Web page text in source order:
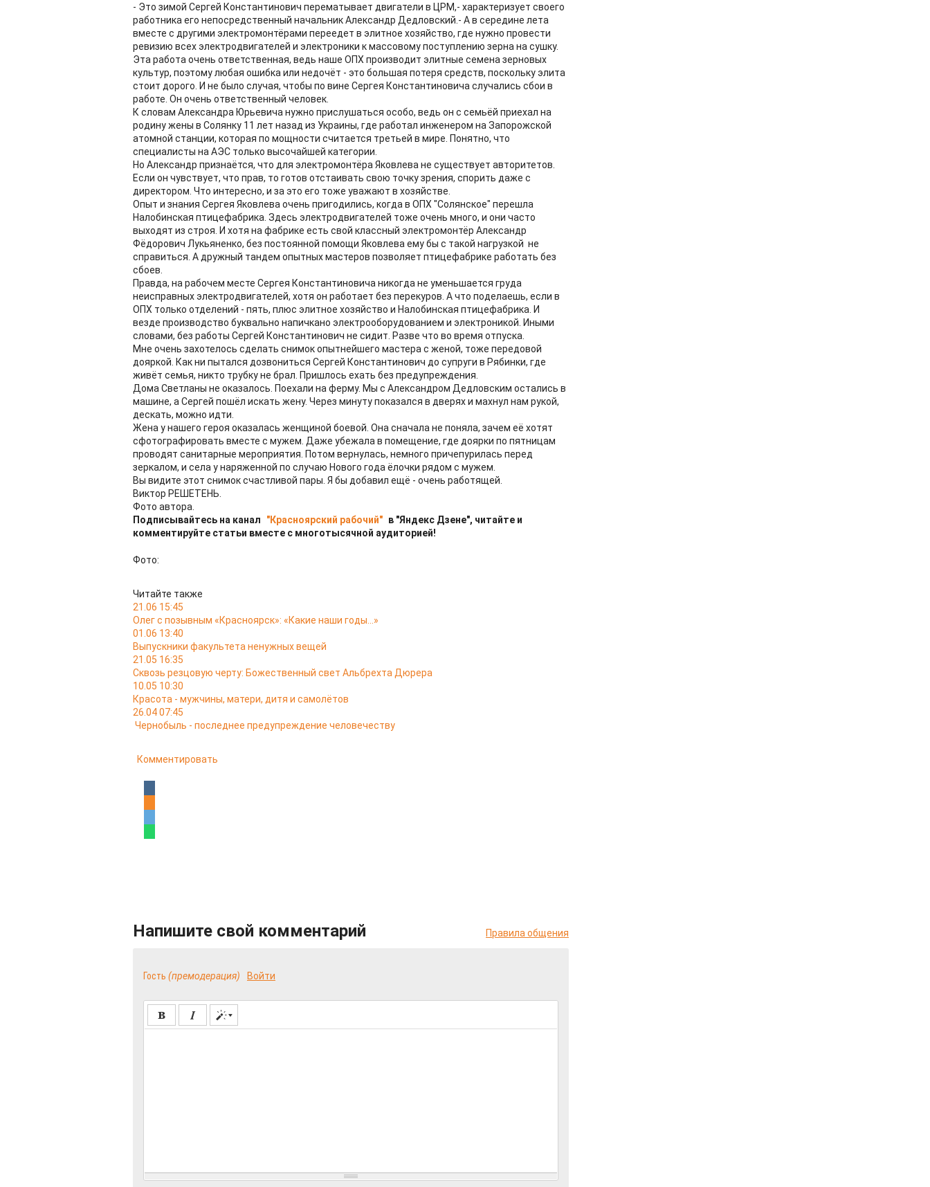
- Это зимой Сергей Константинович перематывает двигатели в ЦРМ,- характеризует своего
работника его непосредственный начальник Александр Дедловский.- А в середине лета
вместе с другими электромонтёрами переедет в элитное хозяйство, где нужно провести
ревизию всех электродвигателей и электроники к массовому поступлению зерна на сушку.
Эта работа очень ответственная, ведь наше ОПХ производит элитные семена зерновых
культур, поэтому любая ошибка или недочёт - это большая потеря средств, поскольку элита
стоит дорого. И не было случая, чтобы по вине Сергея Константиновича случались сбои в
работе. Он очень ответственный человек.
К словам Александра Юрьевича нужно прислушаться особо, ведь он с семьёй приехал на
родину жены в Солянку 11 лет назад из Украины, где работал инженером на Запорожской
атомной станции, которая по мощности считается третьей в мире. Понятно, что
специалисты на АЭС только высочайшей категории.
Но Александр признаётся, что для электромонтёра Яковлева не существует авторитетов.
Если он чувствует, что прав, то готов отстаивать свою точку зрения, спорить даже с
директором. Что интересно, и за это его тоже уважают в хозяйстве.
Опыт и знания Сергея Яковлева очень пригодились, когда в ОПХ "Солянское" перешла
Налобинская птицефабрика. Здесь электродвигателей тоже очень много, и они часто
выходят из строя. И хотя на фабрике есть свой классный электромонтёр Александр
Фёдорович Лукьяненко, без постоянной помощи Яковлева ему бы с такой нагрузкой не
справиться. А дружный тандем опытных мастеров позволяет птицефабрике работать без
сбоев.
Правда, на рабочем месте Сергея Константиновича никогда не уменьшается груда
неисправных электродвигателей, хотя он работает без перекуров. А что поделаешь, если в
ОПХ только отделений - пять, плюс элитное хозяйство и Налобинская птицефабрика. И
везде производство буквально напичкано электрооборудованием и электроникой. Иными
словами, без работы Сергей Константинович не сидит. Разве что во время отпуска.
Мне очень захотелось сделать снимок опытнейшего мастера с женой, тоже передовой
дояркой. Как ни пытался дозвониться Сергей Константинович до супруги в Рябинки, где
живёт семья, никто трубку не брал. Пришлось ехать без предупреждения.
Дома Светланы не оказалось. Поехали на ферму. Мы с Александром Дедловским остались в
машине, а Сергей пошёл искать жену. Через минуту показался в дверях и махнул нам рукой,
дескать, можно идти.
Жена у нашего героя оказалась женщиной боевой. Она сначала не поняла, зачем её хотят
сфотографировать вместе с мужем. Даже убежала в помещение, где доярки по пятницам
проводят санитарные мероприятия. Потом вернулась, немного причепурилась перед
зеркалом, и села у наряженной по случаю Нового года ёлочки рядом с мужем.
Вы видите этот снимок счастливой пары. Я бы добавил ещё - очень работящей.
Виктор РЕШЕТЕНЬ.
Фото автора.
Подписывайтесь на канал
"Красноярский рабочий" в "Яндекс Дзене", читайте и
комментируйте статьи вместе с многотысячной аудиторией!
Фото:
Читайте также
21.06 15:45
Олег с позывным «Красноярск»: «Какие наши годы…»
01.06 13:40
Выпускники факультета ненужных вещей
21.05 16:35
Сквозь резцовую черту: Божественный свет Альбрехта Дюрера
10.05 10:30
Красота - мужчины, матери, дитя и самолётов
26.04 07:45
Чернобыль - последнее предупреждение человечеству
Комментировать
Напишите свой комментарий Правила общения
Гость (премодерация) Войти